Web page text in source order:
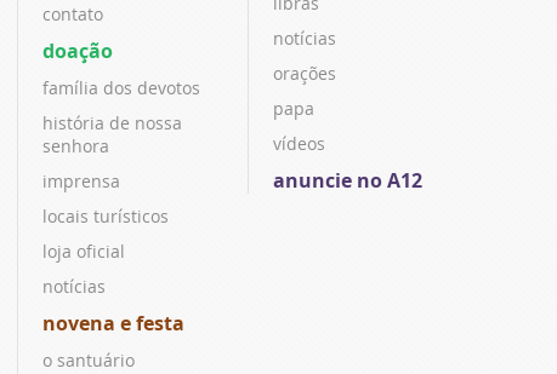
contato
doação
família dos devotos
história de nossa
senhora
imprensa
locais turísticos
loja oficial
notícias
novena e festa
o santuário
notícias
orações
papa
vídeos
anuncie no A12